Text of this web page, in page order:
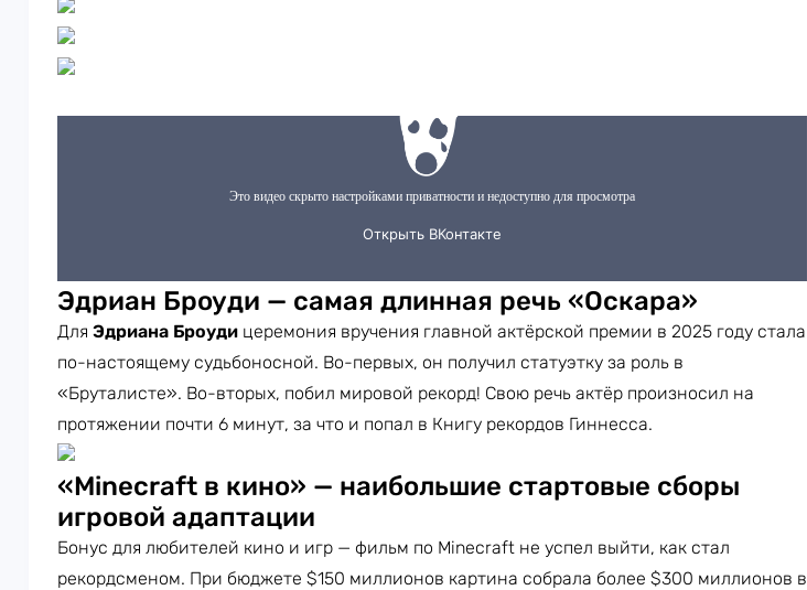
Эдриан Броуди — самая длинная речь «Оскара»
Для Эдриана Броуди церемония вручения главной актёрской премии в 2025 году стала
по-настоящему судьбоносной. Во-первых, он получил статуэтку за роль в
«Бруталисте». Во-вторых, побил мировой рекорд! Свою речь актёр произносил на
протяжении почти 6 минут, за что и попал в Книгу рекордов Гиннесса.
«Minecraft в кино» — наибольшие стартовые сборы
игровой адаптации
Бонус для любителей кино и игр — фильм по Minecraft не успел выйти, как стал
рекордсменом. При бюджете $150 миллионов картина собрала более $300 миллионов в